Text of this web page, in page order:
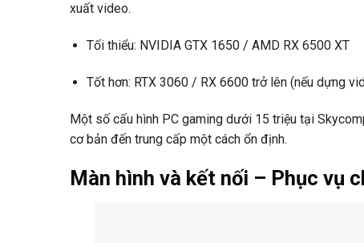
xuất video.
Tối thiểu: NVIDIA GTX 1650 / AMD RX 6500 XT
Tốt hơn: RTX 3060 / RX 6600 trở lên (nếu dựng
Một số cấu hình PC gaming dưới 15 triệu tại
cơ bản đến trung cấp một cách ổn định.
Màn hình và kết nối – Phục vụ